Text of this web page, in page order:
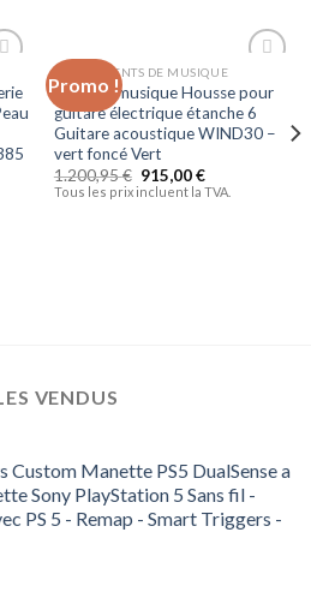
Promo !
à la liste
d’envies
INSTRUMENTS DE MUSIQUE
Zone de musique Housse pour
guitare électrique étanche 6
Guitare acoustique WIND30 –
vert foncé Vert
1.200,95€ 915,00€
Tous les prix incluent la TVA.
VENDUS
Manette PS5 DualSense a
Sony PlayStation 5 Sans fil -
PS 5 - Remap - Smart Triggers -